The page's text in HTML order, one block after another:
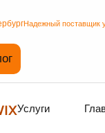
Надежный поставщик
Услуги